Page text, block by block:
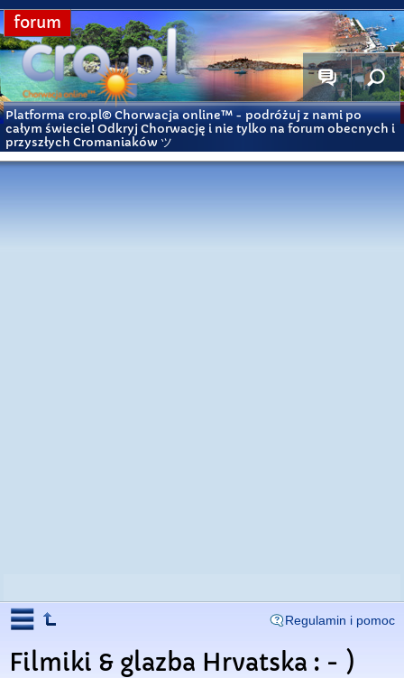
forum
Platforma cro.pl© Chorwacja online™ - podróżuj z nami po
całym świecie! Odkryj Chorwację i nie tylko na forum obecnych i
przyszłych Cromaniaków ツ
Regulamin i pomoc
Filmiki & glazba Hrvatska : - )